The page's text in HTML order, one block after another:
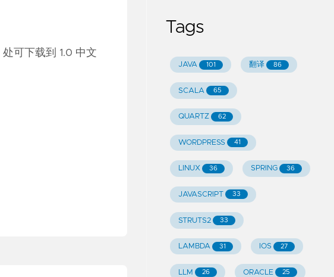
处可下载到 1.0 中文
Tags
JAVA 101 翻译 86
SCALA 65
QUARTZ 62
WORDPRESS 41
LINUX 36 SPRING 36
JAVASCRIPT 33
STRUTS2 33
LAMBDA 31 IOS 27
LLM 26 ORACLE 25